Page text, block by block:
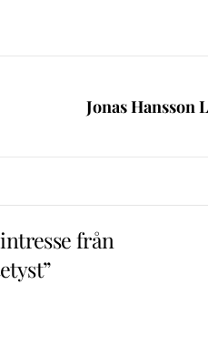
Jonas Hansson
från